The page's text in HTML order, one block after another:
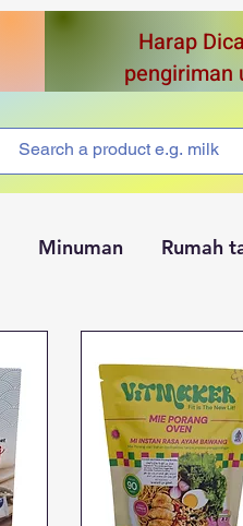
Harap
pengiriman
Minuman Rumah